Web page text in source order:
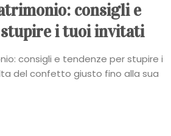
consigli e
i tuoi invitati
consigli e tendenze per stupire i
del confetto giusto fino alla sua